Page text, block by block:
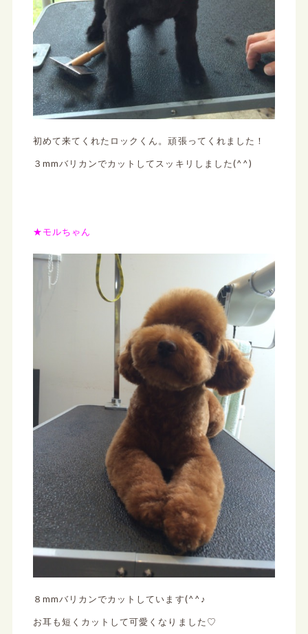
初めて来てくれたロックくん。頑張ってくれました！
３mmバリカンでカットしてスッキリしました(^^)
★モルちゃん
８mmバリカンでカットしています(^^♪
お耳も短くカットして可愛くなりました♡